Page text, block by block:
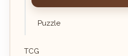
Puzzle
TCG